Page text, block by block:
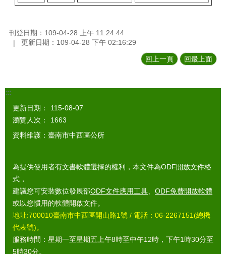
刊登日期：109-04-28 上午 11:24:44
更新日期：109-04-28 下午 02:16:29
回上一頁 回最上面
:::
更新日期：
115-08-07
瀏覽人次：
1663
資料維護：臺南市中西區公所
為提供使用者有文書軟體選擇的權利，本文件為ODF開放文件格
式，
建議您可安裝數位發展部ODF文件應用工具
ODF免費開放軟體
或以您慣用的軟體開啟文件。
地址:700010臺南市中西區開山路1號 / 電話：06-2267151(總機
代表號)。
服務時間：星期一至星期五上午8時至中午12時，下午1時30分至
5時30分。